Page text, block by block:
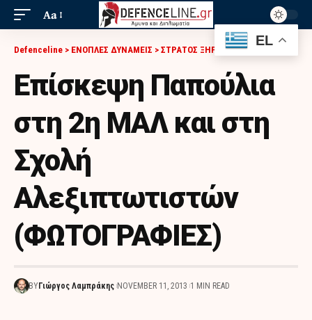
Aa
Defenceline > ΕΝΟΠΛΕΣ ΔΥΝΑΜΕΙΣ > ΣΤΡΑΤΟΣ ΞΗΡΑΣ>ΕΠΊΣΚΕΨΗ ΠΑΠΟΎΛΙΑ ΣΤΗ 2Η ΜΑΛ ΚΑΙ ΣΤΗ ΣΧΟΛΉ ΑΛΕΞΙΠΤΩΤΙΣΤΏΝ (ΦΩΤΟΓΡΑΦΙΕΣ)
Επίσκεψη Παπούλια
στη 2η ΜΑΛ και στη
Σχολή
Αλεξιπτωτιστών
(ΦΩΤΟΓΡΑΦΙΕΣ)
BY Γιώργος Λαμπράκης NOVEMBER 11, 2013 1 MIN READ
EL